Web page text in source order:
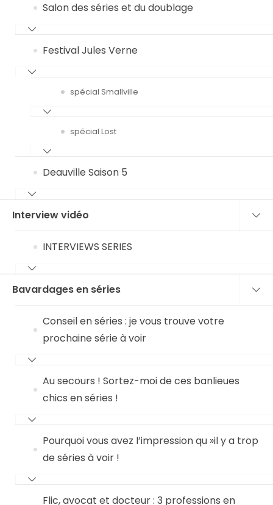
Salon des séries et du doublage
Festival Jules Verne
spécial Smallville
spécial Lost
Deauville Saison 5
Interview vidéo
INTERVIEWS SERIES
Bavardages en séries
Conseil en séries : je vous trouve votre
prochaine série à voir
Au secours ! Sortez-moi de ces banlieues
chics en séries !
Pourquoi vous avez l’impression qu »il y a trop
de séries à voir !
Flic, avocat et docteur : 3 professions en